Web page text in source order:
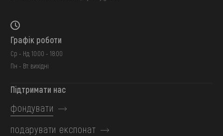
Графік роботи
Ср - Нд: 10:00 - 18:00
Пн - Вт: вихідні
Підтримати нас
фондувати
подарувати експонат